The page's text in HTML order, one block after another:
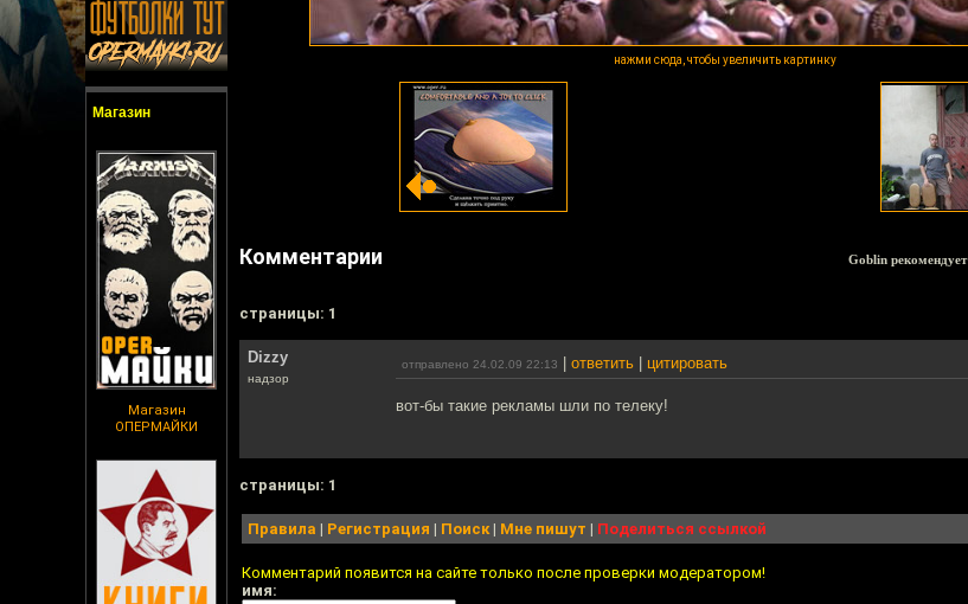
Магазин
Магазин
ОПЕРМАЙКИ
нажми сюда, чтобы увеличить картинку
Комментарии Goblin рекомендует
cтраницы: 1
Dizzy
надзор
отправлено 24.02.09 22:13 ответить цитировать
вот-бы такие рекламы шли по телеку!
cтраницы: 1
Правила | Регистрация | Поиск| Мне пишут | Поделиться ссылкой
Комментарий появится на сайте только после проверки модератором!
имя: